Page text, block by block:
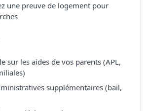
une preuve de logement pour
sur les aides de vos parents (APL,
supplémentaires (bail,